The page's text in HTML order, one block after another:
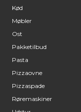
Kød
Møbler
Ost
Pakketilbud
Pasta
Pizzaovne
Pizzaspade
Røremaskiner